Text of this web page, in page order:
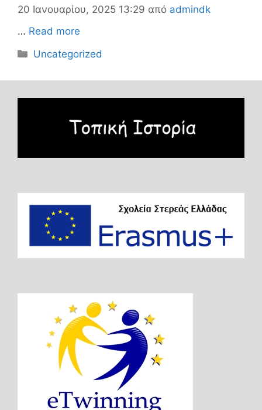
20 Ιανουαρίου, 2025 13:29 από admindk
… Read more
Κατηγορίες
Uncategorized